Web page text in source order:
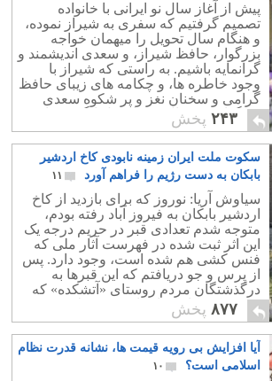
پیش از آغاز سال نو ایرانی با خانواده
تصمیم گرفتیم که سفری به شیراز نموده،
و هنگام سال تحویل را میهمان خواجه
بزرگوار، حافظ شیراز، و سعدی اندیشمند و
گرانمایه باشیم. به راستی که شیراز با
وجود خاطره ها، و چکامه های زیبای حافظ
گرامی و سخنان نغز و پر شکوه سعدی
بزرگوار، چه حال و هوای دل انگیری دارد.
۲۴۳ پخش
سکوت ملت ایران زمینه نابودی کاخ اردشیر
بابکان به دست رژیم را فراهم آورد
۱۱
سیاوش آریا: نوروز كه برای بازديد از كاخ
اردشير بابكان به فيروز آباد رفته بودم،
متوجه شدم تعدادی قبر در حريم درجه‌ يک
اين اثر ثبت‌ شده در فهرست آثار ملی كه
فنس‌ كشی هم شده است، وجود دارد. پس
از پرس‌ و جو دريافتم كه اين قبرها به
درگذشتگان مردم روستای «آتشكده» كه
در نزديكی كاخ قرار دارد، مربوط هستند.
۸۷۷ پخش
آیا افزایش بی رویه قیمت ها، نشانه قدرت نظام
اسلامی است؟
۱۰